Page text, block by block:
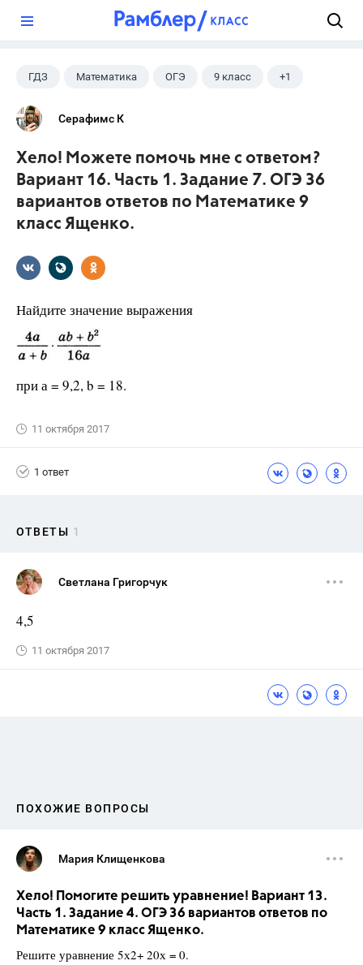
ГДЗ Математика ОГЭ 9 класс +1
Ященко И.В.
Серафимс К
Хело! Можете помочь мне с ответом?
Вариант 16. Часть 1. Задание 7. ОГЭ 36
вариантов ответов по Математике 9
класс Ященко.
Найдите значение выражения
при а = 9,2, b = 18.
11 октября 2017
1 ответ
ОТВЕТЫ 1
Светлана Григорчук
4,5
11 октября 2017
ПОХОЖИЕ ВОПРОСЫ
Мария Клищенкова
Хело! Помогите решить уравнение! Вариант 13.
Часть 1. Задание 4. ОГЭ 36 вариантов ответов по
Математике 9 класс Ященко.
Решите уравнение 5х2+ 20х = 0.